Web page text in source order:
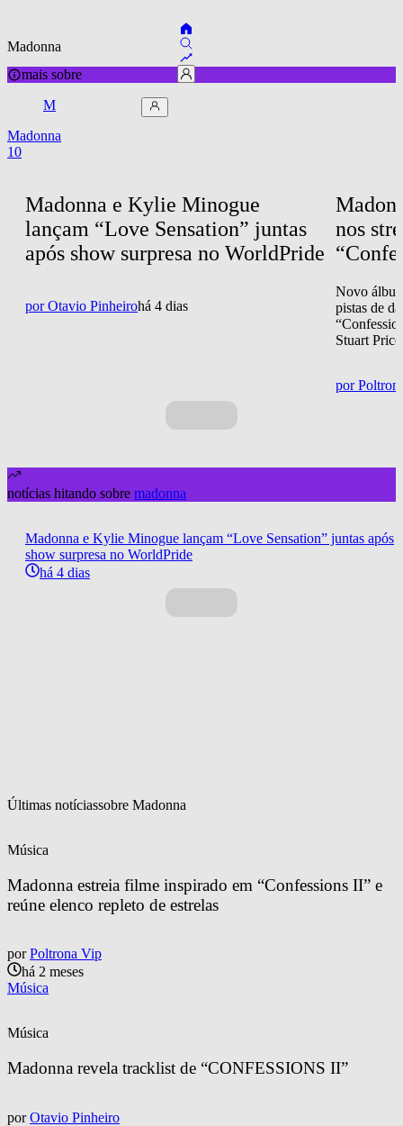
Madonna
mais sobre
M
Madonna
10
Madonna e Kylie Minogue
lançam “Love Sensation” juntas
após show surpresa no WorldPride
porOtavio Pinheirohá 4 dias
nos
Novo
pistas de
Stuart
por
notícias hitando sobre madonna
Madonna e Kylie Minogue lançam “Love Sensation” juntas após
show surpresa no WorldPride
há 4 dias
Últimas notíciassobre Madonna
Música
Madonna estreia filme inspirado em “Confessions II” e
reúne elenco repleto de estrelas
por Poltrona Vip
há 2 meses
Música
Música
Madonna revela tracklist de “CONFESSIONS II”
por Otavio Pinheiro